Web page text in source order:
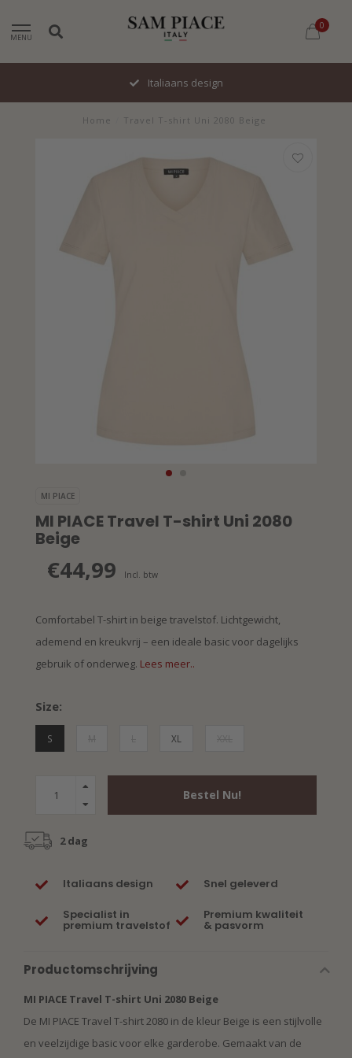
MENU
0
Italiaans design
Home Travel T-shirt Uni 2080 Beige
MI PIACE
MI PIACE Travel T-shirt Uni 2080
Beige
€44,99 Incl. btw
Comfortabel T-shirt in beige travelstof. Lichtgewicht,
ademend en kreukvrij – een ideale basic voor dagelijks
gebruik of onderweg. Lees meer..
Size:
S XL
Bestel Nu!
2 dag
Italiaans design Snel geleverd
Specialist in
premium travelstof
Premium kwaliteit
& pasvorm
Productomschrijving
MI PIACE Travel T-shirt Uni 2080 Beige
De MI PIACE Travel T-shirt 2080 in de kleur Beige is een stijlvolle
en veelzijdige basic voor elke garderobe. Gemaakt van de